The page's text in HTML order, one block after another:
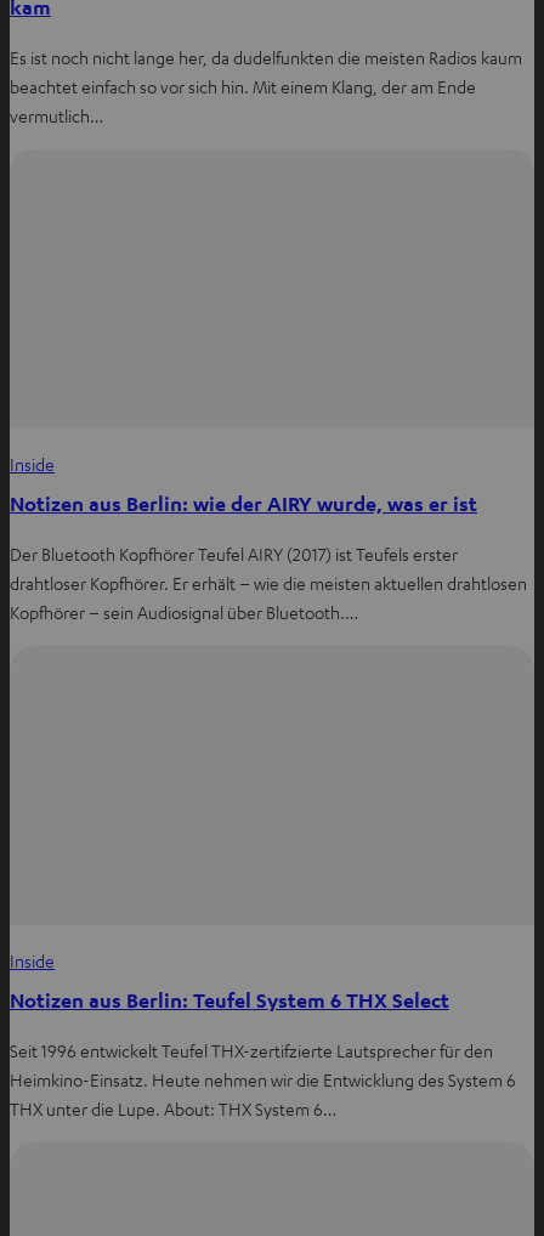
kam
Es ist noch nicht lange her, da dudelfunkten die meisten Radios kaum
beachtet einfach so vor sich hin. Mit einem Klang, der am Ende
vermutlich…
Inside
Notizen aus Berlin: wie der AIRY wurde, was er ist
Der Bluetooth Kopfhörer Teufel AIRY (2017) ist Teufels erster
drahtloser Kopfhörer. Er erhält – wie die meisten aktuellen drahtlosen
Kopfhörer – sein Audiosignal über Bluetooth.…
Inside
Notizen aus Berlin: Teufel System 6 THX Select
Seit 1996 entwickelt Teufel THX-zertifzierte Lautsprecher für den
Heimkino-Einsatz. Heute nehmen wir die Entwicklung des System 6
THX unter die Lupe. About: THX System 6…